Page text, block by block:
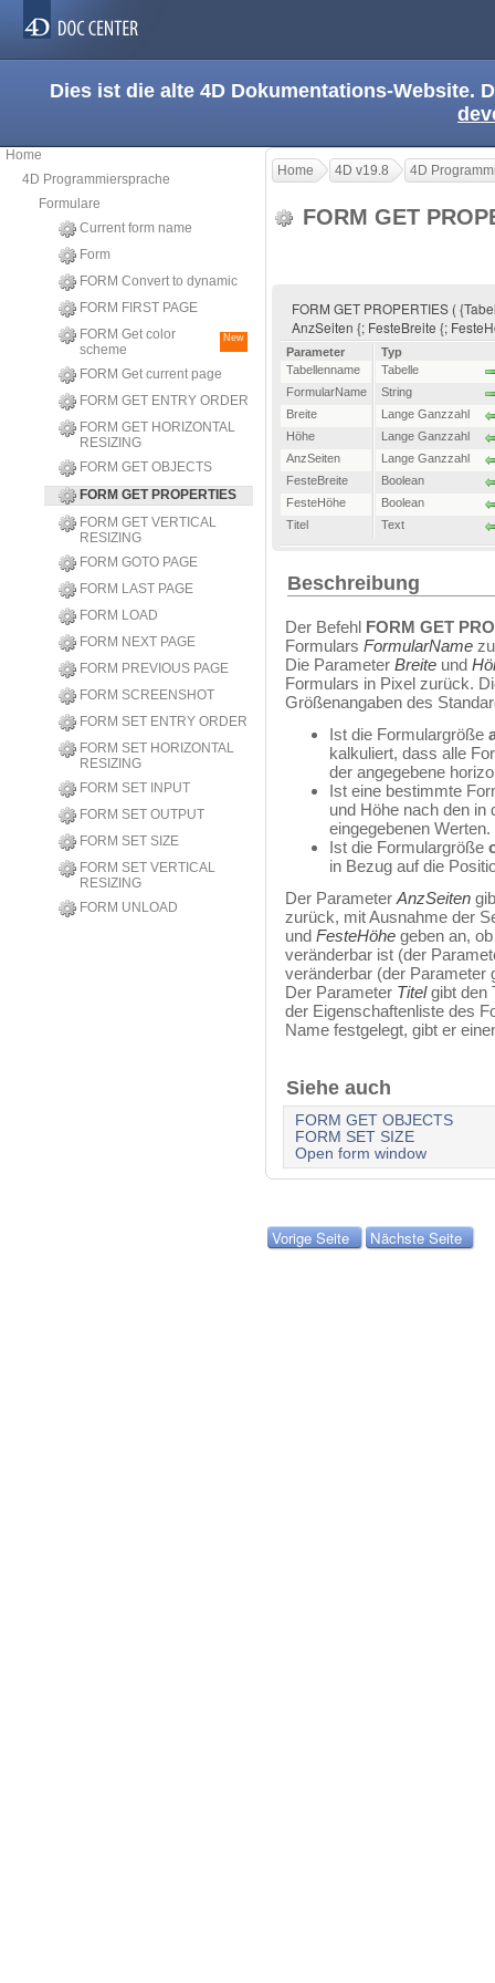
Dies ist die alte 4D Dokumentations-Website.
Home
4D Programmiersprache
Formulare
Current form name
Form
FORM Convert to dynamic
FORM FIRST PAGE
FORM Get color
scheme
New
FORM Get current page
FORM GET ENTRY ORDER
FORM GET HORIZONTAL
RESIZING
FORM GET OBJECTS
FORM GET PROPERTIES
FORM GET VERTICAL
RESIZING
FORM GOTO PAGE
FORM LAST PAGE
FORM LOAD
FORM NEXT PAGE
FORM PREVIOUS PAGE
FORM SCREENSHOT
FORM SET ENTRY ORDER
FORM SET HORIZONTAL
RESIZING
FORM SET INPUT
FORM SET OUTPUT
FORM SET SIZE
FORM SET VERTICAL
RESIZING
FORM UNLOAD
Home 4D v19.8 4D
FORM GET
FORM GET PROPERTIES (
AnzSeiten {; FesteBreite {;
Parameter
Typ
Tabellenname
Tabelle
FormularName
String
Breite
Lange Ganzzahl
Höhe
Lange Ganzzahl
AnzSeiten
Lange Ganzzahl
FesteBreite
Boolean
FesteHöhe
Boolean
Titel
Text
Beschreibung
Der Befehl FORM GET
Formulars FormularName
Die Parameter Breite und
Formulars in Pixel zurück.
Größenangaben des
Ist die Formulargröße
kalkuliert, dass alle
der angegebene
Ist eine bestimmte
und Höhe nach den in
eingegebenen Werten.
Ist die Formulargröße
in Bezug auf die
Der ParameterAnzSeiten
zurück, mit Ausnahme der
und FesteHöhe geben an,
veränderbar ist (der
veränderbar (der Parameter
Der Parameter Titelgibt den
der Eigenschaftenliste des
Name festgelegt, gibt er
Siehe auch
FORM GET OBJECTS
FORM SET SIZE
Open form window
Vorige Seite Nächste Seite